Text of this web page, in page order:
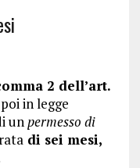
2 dell’art.
in legge
unpermesso di
di sei mesi,